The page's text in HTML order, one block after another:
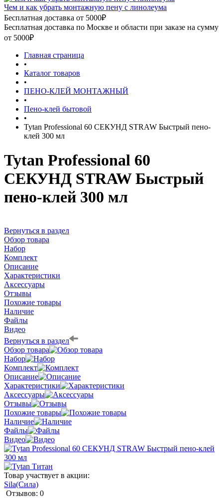
Чем и как убрать монтажную пену с линолеума
Бесплатная доставка от 5000₽
Бесплатная доставка по Москве и области при заказе на сумму
от 5000₽
Главная страница
•
Каталог товаров
•
ПЕНО-КЛЕЙ МОНТАЖНЫЙ
•
Пено-клей бытовой
•
Tytan Professional 60 СЕКУНД STRAW Быстрый пено-
клей 300 мл
Tytan Professional 60
СЕКУНД STRAW Быстрый
пено-клей 300 мл
Вернуться в раздел
Обзор товара
Набор
Комплект
Описание
Характеристики
Аксессуары
Отзывы
Похожие товары
Наличие
Файлы
Видео
Вернуться в раздел
Обзор товара
Набор
Комплект
Описание
Характеристики
Аксессуары
Отзывы
Похожие товары
Наличие
Файлы
Видео
Товар участвует в акции:
Sila(Сила)
Отзывов: 0